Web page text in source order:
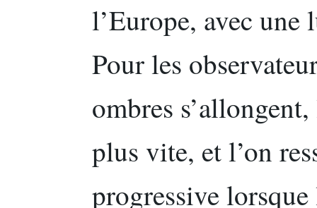
l’Europe, avec une
Pour les
ombres
plus vite, et l’on
progressive